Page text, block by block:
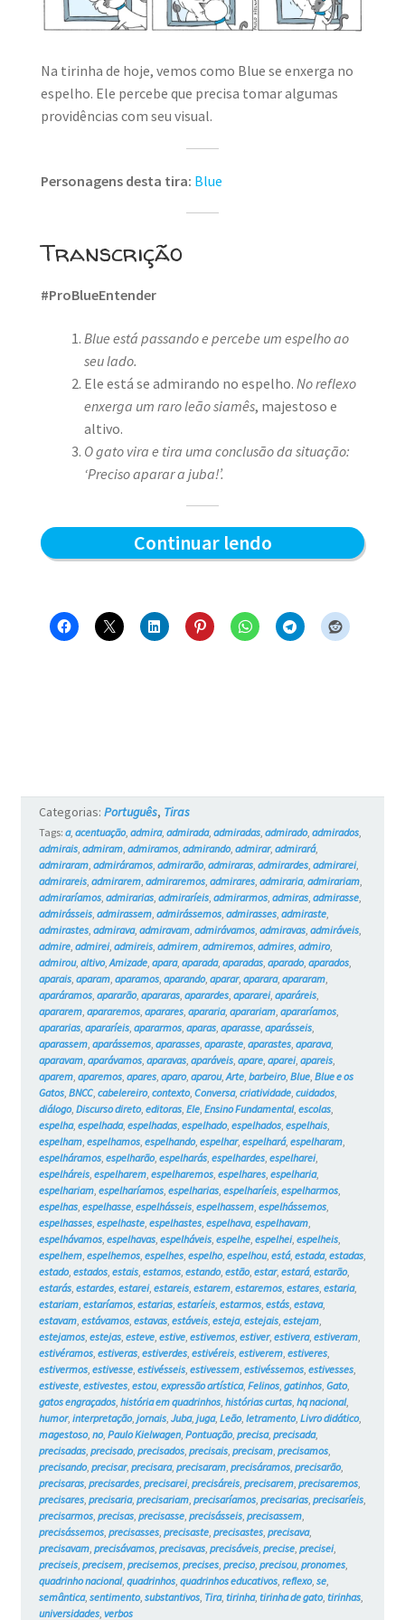
MINHA CONTA
CARRINHO
Search
Na tirinha de hoje, vemos como Blue se enxerga no
espelho. Ele percebe que precisa tomar algumas
providências com seu visual.
Personagens desta tira: Blue
Transcrição
#ProBlueEntender
Blue está passando e percebe um espelho ao
seu lado.
Ele está se admirando no espelho. No reflexo
enxerga um raro leão siamês, majestoso e
altivo.
O gato vira e tira uma conclusão da situação:
‘Preciso aparar a juba!’.
Continuar lendoAparando
–
#7
Categorias: Português, Tiras
Tags: a, acentuação, admira, admirada, admiradas, admirado, admirados,
admirais, admiram, admiramos, admirando, admirar, admirará,
admiraram, admiráramos, admirarão, admiraras, admirardes, admirarei,
admirareis, admirarem, admiraremos, admirares, admiraria, admirariam,
admiraríamos, admirarias, admiraríeis, admirarmos, admiras, admirasse,
admirásseis, admirassem, admirássemos, admirasses, admiraste,
admirastes, admirava, admiravam, admirávamos, admiravas, admiráveis,
admire, admirei, admireis, admirem, admiremos, admires, admiro,
admirou, altivo, Amizade, apara, aparada, aparadas, aparado, aparados,
aparais, aparam, aparamos, aparando, aparar, aparara, apararam,
aparáramos, apararão, apararas, aparardes, apararei, aparáreis,
apararem, apararemos, aparares, apararia, aparariam, apararíamos,
apararias, apararíeis, apararmos, aparas, aparasse, aparásseis,
aparassem, aparássemos, aparasses, aparaste, aparastes, aparava,
aparavam, aparávamos, aparavas, aparáveis, apare, aparei, apareis,
aparem, aparemos, apares, aparo, aparou, Arte, barbeiro, Blue, Blue e os
Gatos, BNCC, cabelereiro, contexto, Conversa, criatividade, cuidados,
diálogo, Discurso direto, editoras, Ele, Ensino Fundamental, escolas,
espelha, espelhada, espelhadas, espelhado, espelhados, espelhais,
espelham, espelhamos, espelhando, espelhar, espelhará, espelharam,
espelháramos, espelharão, espelharás, espelhardes, espelharei,
espelháreis, espelharem, espelharemos, espelhares, espelharia,
espelhariam, espelharíamos, espelharias, espelharíeis, espelharmos,
espelhas, espelhasse, espelhásseis, espelhassem, espelhássemos,
espelhasses, espelhaste, espelhastes, espelhava, espelhavam,
espelhávamos, espelhavas, espelháveis, espelhe, espelhei, espelheis,
espelhem, espelhemos, espelhes, espelho, espelhou, está, estada, estadas,
estado, estados, estais, estamos, estando, estão, estar, estará, estarão,
estarás, estardes, estarei, estareis, estarem, estaremos, estares, estaria,
estariam, estaríamos, estarias, estaríeis, estarmos, estás, estava,
estavam, estávamos, estavas, estáveis, esteja, estejais, estejam,
estejamos, estejas, esteve, estive, estivemos, estiver, estivera, estiveram,
estivéramos, estiveras, estiverdes, estivéreis, estiverem, estiveres,
estivermos, estivesse, estivésseis, estivessem, estivéssemos, estivesses,
estiveste, estivestes, estou, expressão artística, Felinos, gatinhos, Gato,
gatos engraçados, história em quadrinhos, histórias curtas, hq nacional,
humor, interpretação, jornais, Juba, juga, Leão, letramento, Livro didático,
magestoso, no, Paulo Kielwagen, Pontuação, precisa, precisada,
precisadas, precisado, precisados, precisais, precisam, precisamos,
precisando, precisar, precisara, precisaram, precisáramos, precisarão,
precisaras, precisardes, precisarei, precisáreis, precisarem, precisaremos,
precisares, precisaria, precisariam, precisaríamos, precisarias, precisaríeis,
precisarmos, precisas, precisasse, precisásseis, precisassem,
precisássemos, precisasses, precisaste, precisastes, precisava,
precisavam, precisávamos, precisavas, precisáveis, precise, precisei,
preciseis, precisem, precisemos, precises, preciso, precisou, pronomes,
quadrinho nacional, quadrinhos, quadrinhos educativos, reflexo, se,
semântica, sentimento, substantivos, Tira, tirinha, tirinha de gato, tirinhas,
universidades, verbos